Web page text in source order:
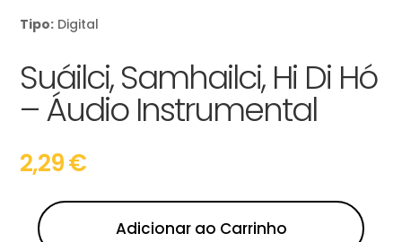
Tipo: Digital
Suáilci, Samhailci, Hi Di Hó
– Áudio Instrumental
2,29€
Adicionar ao Carrinho